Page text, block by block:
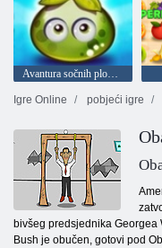
Igre Online
pobjeći igre
bivšeg predsjednika Georgea
Bush je obučen, gotovi pod